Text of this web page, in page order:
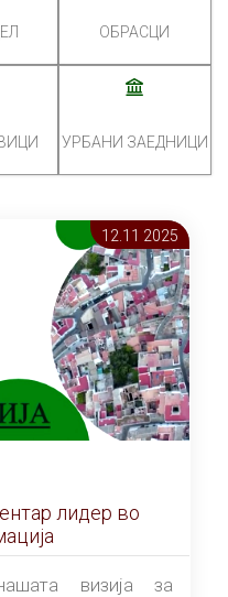
ОБРАСЦИ
УРБАНИ ЗАЕДНИЦИ
12.11 2025
лидер во
визија за